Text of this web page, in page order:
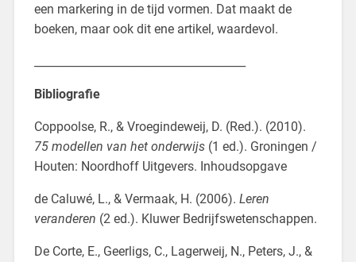
een markering in de tijd vormen. Dat maakt de
boeken, maar ook dit ene artikel, waardevol.
Bibliografie
Coppoolse, R., & Vroegindeweij, D. (Red.). (2010).
75 modellen van het onderwijs(1 ed.). Groningen /
Houten: Noordhoff Uitgevers. Inhoudsopgave
de Caluwé, L., & Vermaak, H. (2006). Leren
veranderen (2 ed.). Kluwer Bedrijfswetenschappen.
De Corte, E., Geerligs, C., Lagerweij, N., Peters, J., &